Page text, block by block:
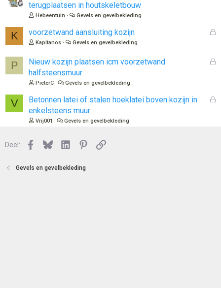
terugplaatsen in houtskeletbouw
Hebeentuin Gevels en gevelbekleding
K
G
voorzetwand aansluiting kozijn
Kapitanos Gevels en gevelbekleding
P
G
o
Nieuw kozijn plaatsen icm voorzetwand
halfsteensmuur
PieterC Gevels en gevelbekleding
V
G
Betonnen latei of stalen hoeklatei boven kozijn in
enkelsteens muur
Vrij001 Gevels en gevelbekleding
Deel: Facebook
BlueskyLinkedInPinterest
Link
Gevels en gevelbekleding